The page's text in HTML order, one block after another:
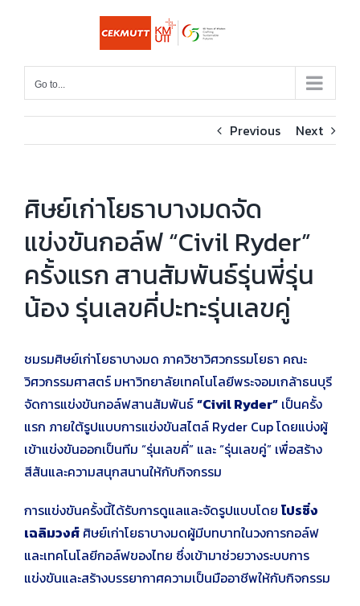
Go to...
Previous Next
ศิษย์เก่าโยธาบางมดจัด
แข่งขันกอล์ฟ “Civil Ryder”
ครั้งแรก สานสัมพันธ์รุ่นพี่รุ่น
น้อง รุ่นเลขคี่ปะทะรุ่นเลขคู่
ชมรมศิษย์เก่าโยธาบางมด ภาควิชาวิศวกรรมโยธา คณะ
วิศวกรรมศาสตร์ มหาวิทยาลัยเทคโนโลยีพระจอมเกล้าธนบุรี
จัดการแข่งขันกอล์ฟสานสัมพันธ์“Civil Ryder” เป็นครั้ง
แรก ภายใต้รูปแบบการแข่งขันสไตล์ Ryder Cup โดยแบ่งผู้
เข้าแข่งขันออกเป็นทีม “รุ่นเลขคี่” และ “รุ่นเลขคู่” เพื่อสร้าง
สีสันและความสนุกสนานให้กับกิจกรรม
การแข่งขันครั้งนี้ได้รับการดูแลและจัดรูปแบบโดย โปรซิ่ง
เฉลิมวงศ์ ศิษย์เก่าโยธาบางมดผู้มีบทบาทในวงการกอล์ฟ
และเทคโนโลยีกอล์ฟของไทย ซึ่งเข้ามาช่วยวางระบบการ
แข่งขันและสร้างบรรยากาศความเป็นมืออาชีพให้กับกิจกรรม